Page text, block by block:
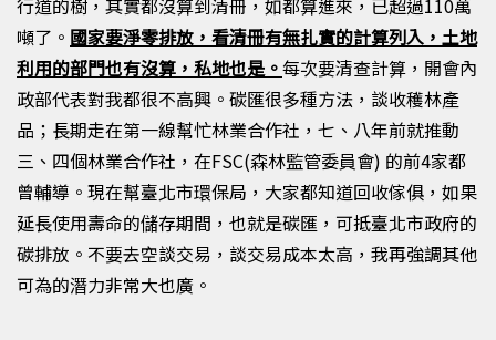
噸了。 國家要淨零排放，看清冊有無扎實的計算列入，土地
利用的部門也有沒算，私地也是。每次要清查計算，開會內
政部代表對我都很不高興。碳匯很多種方法，談收穫林產
品；長期走在第一線幫忙林業合作社，七、八年前就推動
三、四個林業合作社，在FSC(森林監管委員會) 的前4家都
曾輔導。現在幫臺北市環保局，大家都知道回收傢俱，如果
延長使用壽命的儲存期間，也就是碳匯，可抵臺北市政府的
碳排放。不要去空談交易，談交易成本太高，我再強調其他
可為的潛力非常大也廣。